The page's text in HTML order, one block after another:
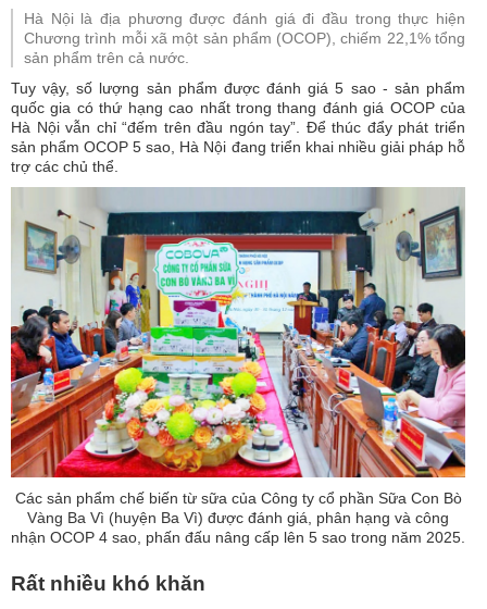
Hà Nội là địa phương được đánh giá đi đầu trong thực hiện
Chương trình mỗi xã một sản phẩm (OCOP), chiếm 22,1% tổng
sản phẩm trên cả nước.
Tuy vậy, số lượng sản phẩm được đánh giá 5 sao - sản phẩm
quốc gia có thứ hạng cao nhất trong thang đánh giá OCOP của
Hà Nội vẫn chỉ “đếm trên đầu ngón tay”. Để thúc đẩy phát triển
sản phẩm OCOP 5 sao, Hà Nội đang triển khai nhiều giải pháp hỗ
trợ các chủ thể.
Các sản phẩm chế biến từ sữa của Công ty cổ phần Sữa Con Bò
Vàng Ba Vì (huyện Ba Vì) được đánh giá, phân hạng và công
nhận OCOP 4 sao, phấn đấu nâng cấp lên 5 sao trong năm 2025.
Rất nhiều khó khăn